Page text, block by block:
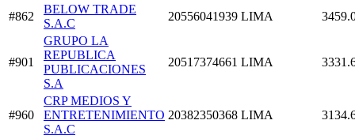
#862
BELOW TRADE
S.A.C
20556041939 LIMA
#901
GRUPO LA
REPUBLICA
PUBLICACIONES
S.A
20517374661 LIMA
#960
CRP MEDIOS Y
ENTRETENIMIENTO
S.A.C
20382350368 LIMA